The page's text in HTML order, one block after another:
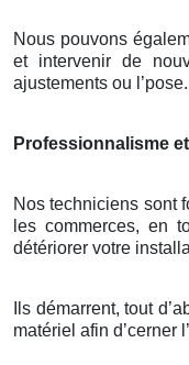
Nous pouvons
et intervenir de
ajustements ou l’pose.
Professionnalisme
Nos techniciens sont
les commerces, en
détériorer votre
Ils démarrent, tout
matériel afin d’cerner